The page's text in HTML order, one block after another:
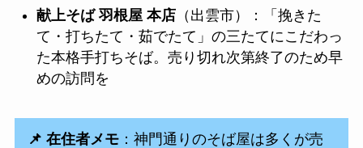
献上そば 羽根屋 本店（出雲市）：「挽きた
て・打ちたて・茹でたて」の三たてにこだわっ
た本格手打ちそば。売り切れ次第終了のため早
めの訪問を
📌 在住者メモ：神門通りのそば屋は多くが売